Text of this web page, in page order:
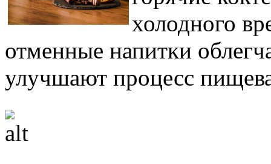
холодного
отменные напитки
улучшают процесс